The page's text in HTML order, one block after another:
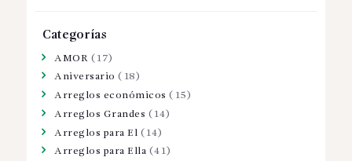
Categorías
AMOR (17)
Aniversario (18)
Arreglos económicos (15)
Arreglos Grandes (14)
Arreglos para El (14)
Arreglos para Ella (41)